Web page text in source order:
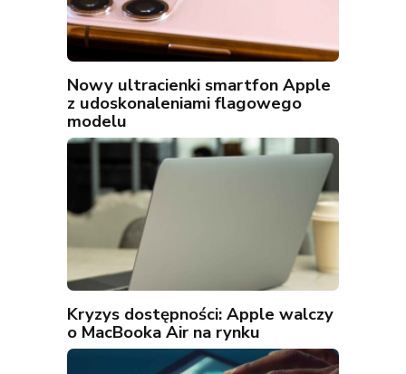
Nowy ultracienki smartfon Apple
z udoskonaleniami flagowego
modelu
Kryzys dostępności: Apple walczy
o MacBooka Air na rynku